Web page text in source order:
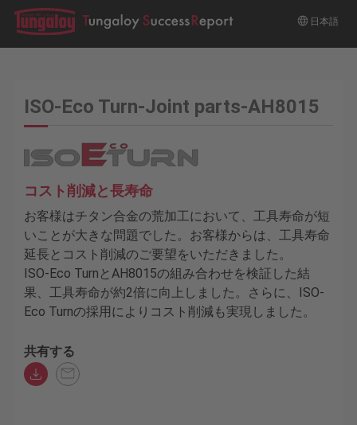
日本語
ISO-Eco Turn-Joint parts-AH8015
コスト削減と長寿命
お客様はチタン合金の荒加工において、工具寿命が短
いことが大きな問題でした。お客様からは、工具寿命
延長とコスト削減のご要望をいただきました。
ISO-Eco TurnとAH8015の組み合わせを検証した結
果、工具寿命が約2倍に向上しました。さらに、ISO-
Eco Turnの採用によりコスト削減も実現しました。
共有する